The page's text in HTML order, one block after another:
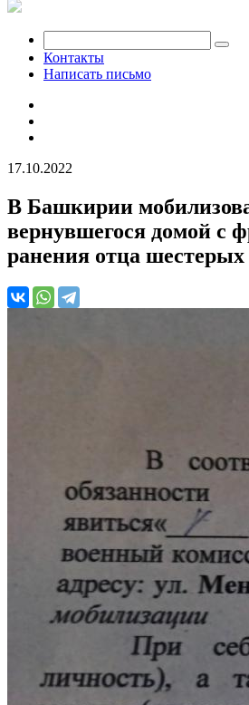
Контакты
Написать письмо
17.10.2022
В Башкирии
вернувшегося домой с
ранения отца шестерых